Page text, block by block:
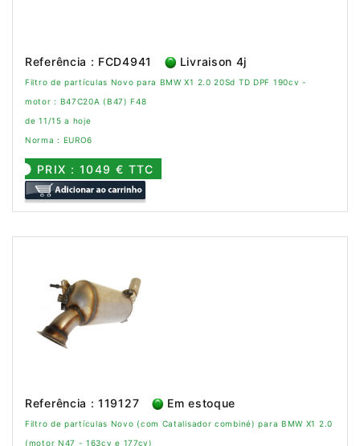
Referência : FCD4941 Livraison 4j
Filtro de partículas Novo para BMW X1 2.0 20Sd TD DPF 190cv -
motor : B47C20A (B47) F48
de 11/15 a hoje
Norma : EURO6
PRIX : 1049 € TTC
Referência : 119127 Em estoque
Filtro de partículas Novo (com Catalisador combiné) para BMW X1 2.0
(motor N47 - 163cv e 177cv)